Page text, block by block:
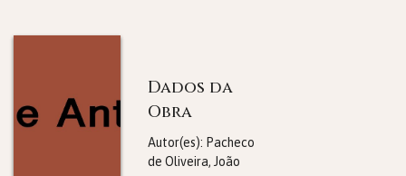
Dados da
Obra
Autor(es): Pacheco
de Oliveira, João